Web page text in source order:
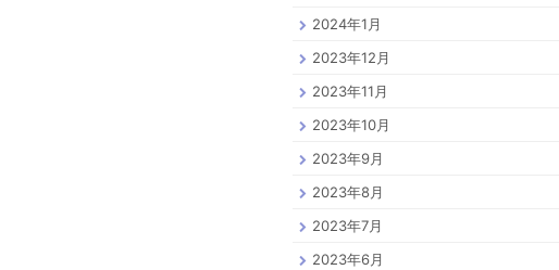
2024年1月
2023年12月
2023年11月
2023年10月
2023年9月
2023年8月
2023年7月
2023年6月